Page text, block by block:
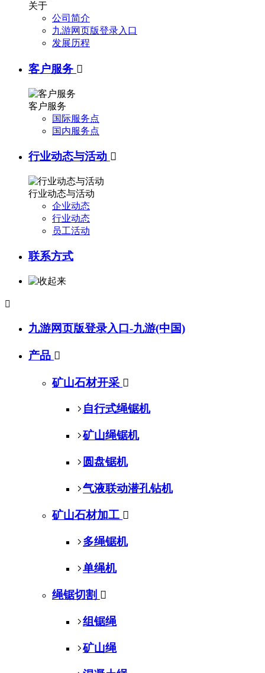
关于
公司简介
九游网页版登录入口
发展历程
客户服务 
客户服务
国际服务点
国内服务点
行业动态与活动 
行业动态与活动
企业动态
行业动态
员工活动
联系方式

九游网页版登录入口-九游(中国)
产品 
矿山石材开采 
自行式绳锯机
矿山绳锯机
圆盘锯机
气液联动潜孔钻机
矿山石材加工 
多绳锯机
单绳机
绳锯切割 
组锯绳
矿山绳